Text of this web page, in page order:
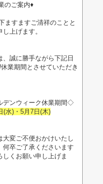
のご案内♦︎
ますますご清祥のことと
し上げます。
、誠に勝手ながら下記日
業期間とさせていただき
ンウィーク休業期間◇
水)・5月7日(木)
大変ご不便おかけいたし
何卒ご了承くださいます
しくお願い申し上げま